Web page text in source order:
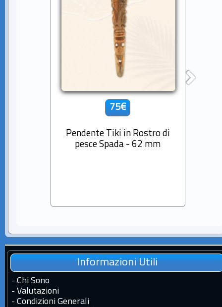
75€
Pendente Tiki in Rostro di
pesce Spada - 62 mm
Informazioni Utili
- Chi Sono
- Valutazioni
- Condizioni Generali